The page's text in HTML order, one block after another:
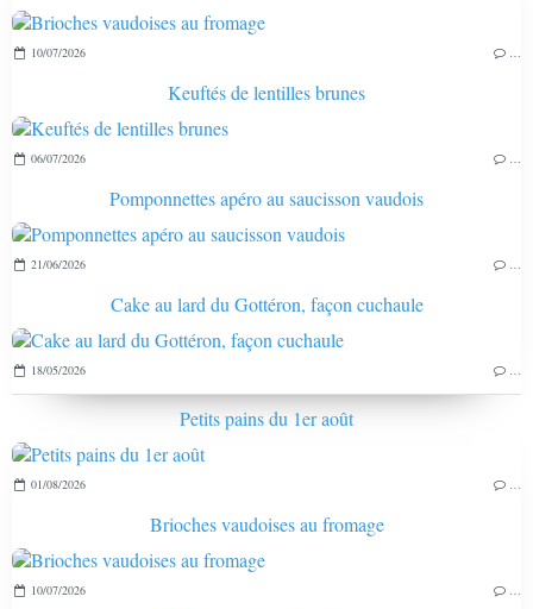
10/07/2026
Keuftés de lentilles brunes
06/07/2026
Pomponnettes apéro au saucisson vaudois
21/06/2026
Cake au lard du Gottéron, façon cuchaule
18/05/2026
Petits pains du 1er août
01/08/2026
Brioches vaudoises au fromage
10/07/2026